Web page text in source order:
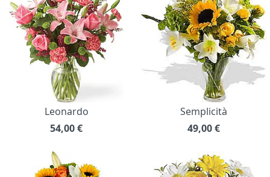
Leonardo
54,00€
Semplicità
49,00€